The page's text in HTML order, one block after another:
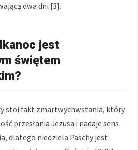
dwa dni [3].
jest
świętem
stoi fakt zmartwychwstania, który
przesłania Jezusa i nadaje sens
dlatego niedziela Paschy jest